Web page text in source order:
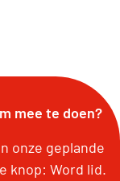
mee te doen?
onze geplande
knop: Word lid.